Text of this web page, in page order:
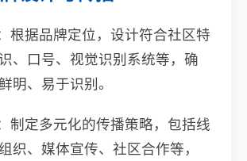
根据品牌定位，设计符合社区特
、口号、视觉识别系统等，确
明、易于识别。
制定多元化的传播策略，包括线
织、媒体宣传、社区合作等，